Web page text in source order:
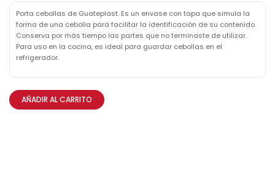
Porta cebollas de Guateplast. Es un envase con tapa que simula la
forma de una cebolla para facilitar la identificación de su contenido.
Conserva por más tiempo las partes que no terminaste de utilizar.
Para uso en la cocina, es ideal para guardar cebollas en el
refrigerador.
AÑADIR AL CARRITO